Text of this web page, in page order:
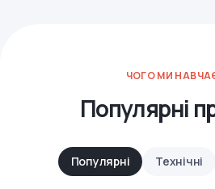
ЧОГО МИ
Популярні
Популярні Технічні